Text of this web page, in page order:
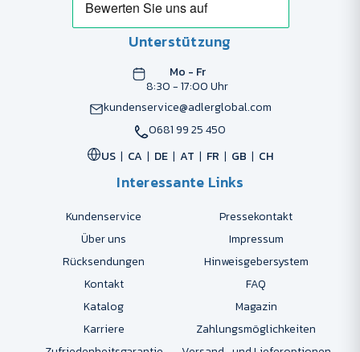
Unterstützung
Mo - Fr
8:30 - 17:00 Uhr
kundenservice@adlerglobal.com
0681 99 25 450
US
CA DE AT FR GB CH
Interessante Links
Kundenservice
Pressekontakt
Über uns
Impressum
Rücksendungen
Hinweisgebersystem
Kontakt
FAQ
Katalog
Magazin
Karriere
Zahlungsmöglichkeiten